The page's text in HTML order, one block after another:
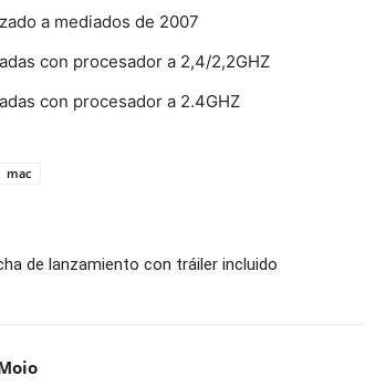
a mediados de 2007
con procesador a 2,4/2,2GHZ
con procesador a 2.4GHZ
mac
de lanzamiento con tráiler incluido